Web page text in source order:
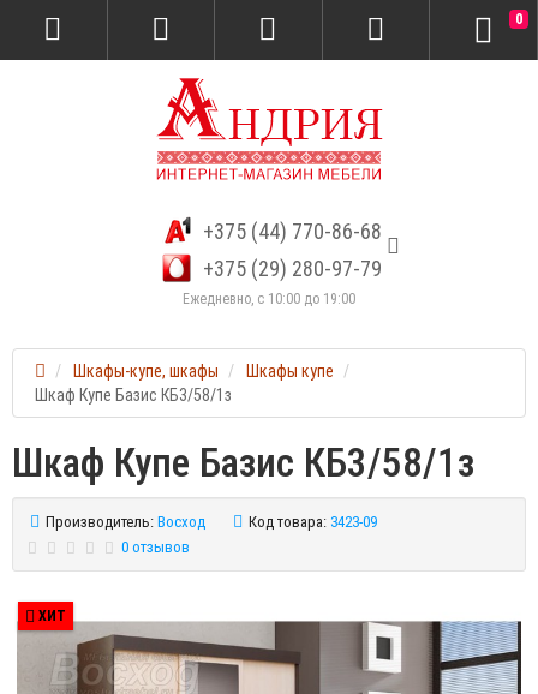
+375 (44) 770-86-68
+375 (29) 280-97-79
Ежедневно, с 10:00 до 19:00
0
Шкафы-купе, шкафы
Шкафы купе
Шкаф Купе Базис КБ3/58/1з
Шкаф Купе Базис КБ3/58/1з
Производитель: Восход Код товара: 3423-09
0 отзывов
ХИТ